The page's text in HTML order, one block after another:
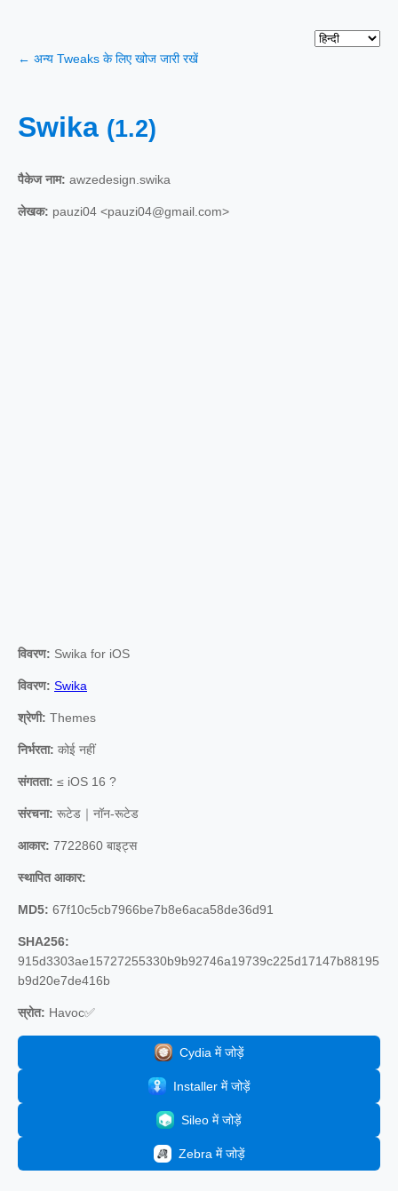
← अन्य Tweaks के लिए खोज जारी रखें
Swika (1.2)
पैकेज नाम: awzedesign.swika
लेखक: pauzi04 <pauzi04@gmail.com>
विवरण: Swika for iOS
विवरण: Swika
श्रेणी: Themes
निर्भरता: कोई नहीं
संगतता: ≤ iOS 16 ?
संरचना: रूटेड｜नॉन-रूटेड
आकार: 7722860 बाइट्स
स्थापित आकार:
MD5: 67f10c5cb7966be7b8e6aca58de36d91
SHA256:
915d3303ae15727255330b9b92746a19739c225d17147b88195
b9d20e7de416b
स्रोत: Havoc✅
Cydia में जोड़ें
Installer में जोड़ें
Sileo में जोड़ें
Zebra में जोड़ें